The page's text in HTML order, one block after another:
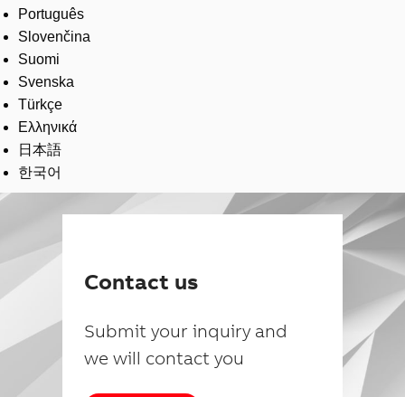
Português
Slovenčina
Suomi
Svenska
Türkçe
Ελληνικά
日本語
한국어
Contact us
Submit your inquiry and
we will contact you